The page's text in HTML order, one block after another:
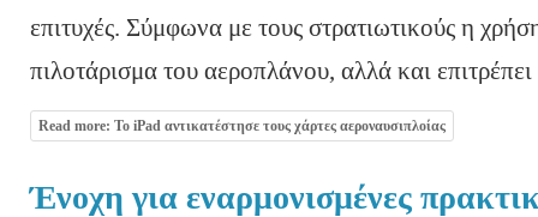
επιτυχές. Σύμφωνα με τους στρατιωτικούς η
πιλοτάρισμα του αεροπλάνου, αλλά και
Read more: To iPad αντικατέστησε τους χάρτες αεροναυσιπλοίας
Ένοχη για εναρμονισμένες